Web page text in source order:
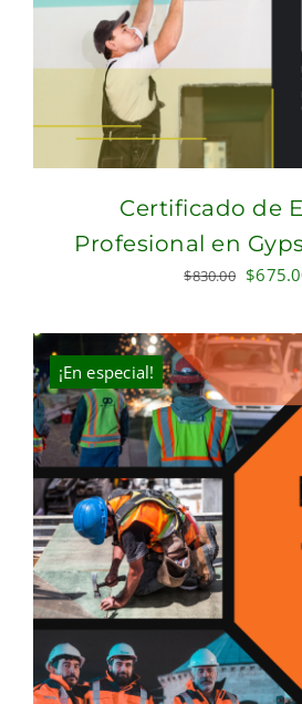
Certificado de
Profesional en
$830.00
was:
$
¡En especial!